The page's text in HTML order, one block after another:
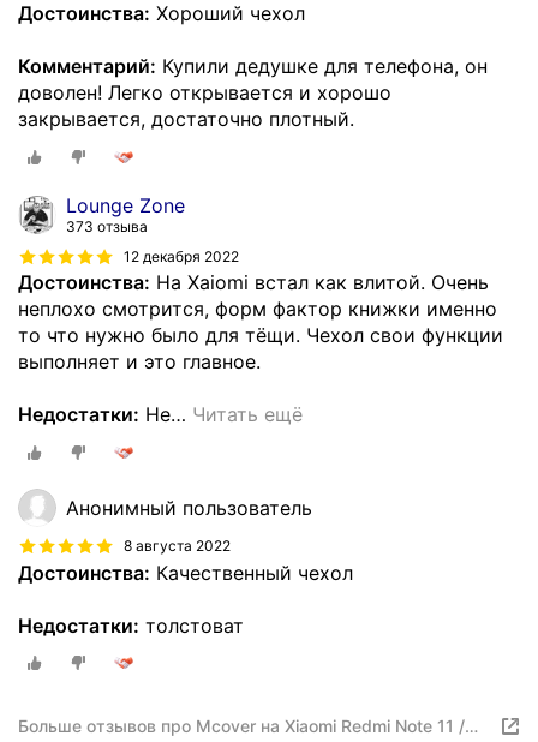
Достоинства: Хороший чехол
Комментарий: Купили дедушке для телефона, он
доволен! Легко открывается и хорошо
закрывается, достаточно плотный.
Lounge Zone
373 отзыва
12 декабря 2022
Достоинства: На Xaiomi встал как влитой. Очень
неплохо смотрится, форм фактор книжки именно
то что нужно было для тёщи. Чехол свои функции
выполняет и это главное.
Недостатки: Не… Читать ещё
Анонимный пользователь
8 августа 2022
Достоинства: Качественный чехол
Недостатки: толстоват
Больше отзывов про Mcover на Xiaomi Redmi Note 11 /